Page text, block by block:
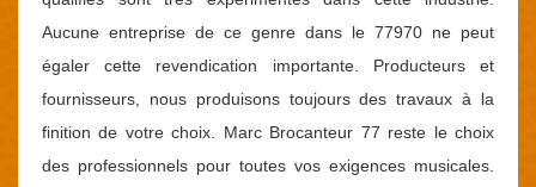
Aucune entreprise de ce genre dans le 77970 ne peut
égaler cette revendication importante. Producteurs et
fournisseurs, nous produisons toujours des travaux à la
finition de votre choix. Marc Brocanteur 77 reste le choix
des professionnels pour toutes vos exigences musicales.